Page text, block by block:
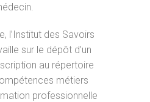
l’Institut des Savoirs
sur le dépôt d’un
au répertoire
métiers
professionnelle